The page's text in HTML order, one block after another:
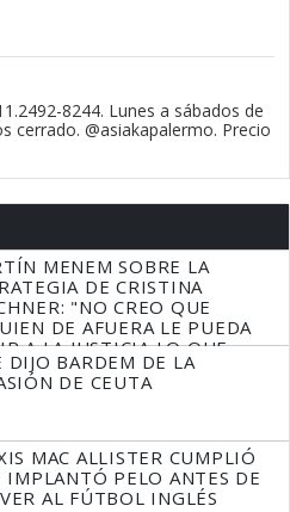
8244. Lunes a sábados de
cerrado. @asiakapalermo. Precio
MENEM SOBRE LA
DE CRISTINA
"NO CREO QUE
DE AFUERA LE PUEDA
A LA JUSTICIA LO QUE
QUE HACER"
DIJO BARDEM DE LA
DE CEUTA
MAC ALLISTER CUMPLIÓ
IMPLANTÓ PELO ANTES DE
AL FÚTBOL INGLÉS